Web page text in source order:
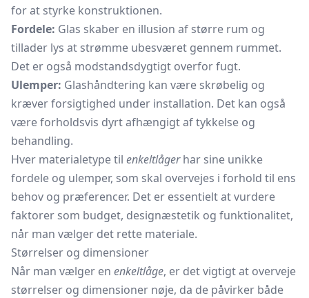
for at styrke konstruktionen.
Fordele: Glas skaber en illusion af større rum og
tillader lys at strømme ubesværet gennem rummet.
Det er også modstandsdygtigt overfor fugt.
Ulemper: Glashåndtering kan være skrøbelig og
kræver forsigtighed under installation. Det kan også
være forholdsvis dyrt afhængigt af tykkelse og
behandling.
Hver materialetype til enkeltlågerhar sine unikke
fordele og ulemper, som skal overvejes i forhold til ens
behov og præferencer. Det er essentielt at vurdere
faktorer som budget, designæstetik og funktionalitet,
når man vælger det rette materiale.
Størrelser og dimensioner
Når man vælger en enkeltlåge, er det vigtigt at overveje
størrelser og dimensioner nøje, da de påvirker både